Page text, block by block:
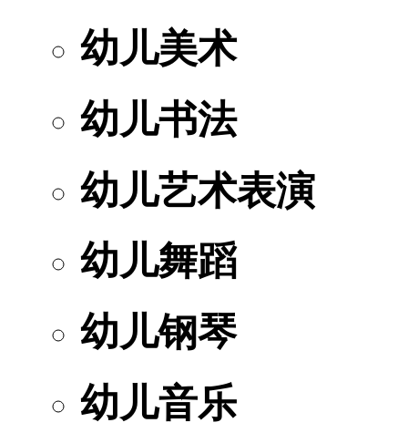
幼儿美术
幼儿书法
幼儿艺术表演
幼儿舞蹈
幼儿钢琴
幼儿音乐